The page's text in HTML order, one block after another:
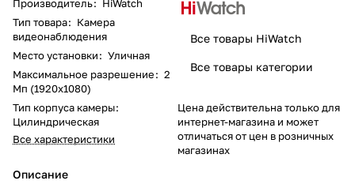
Производитель: HiWatch
Тип товара: Камера
видеонаблюдения
Место установки: Уличная
Максимальное разрешение: 2
Мп (1920x1080)
Тип корпуса камеры:
Цилиндрическая
Все характеристики
Описание
Все товары HiWatch
Все товары категории
Цена действительна только для
интернет-магазина и может
отличаться от цен в розничных
магазинах